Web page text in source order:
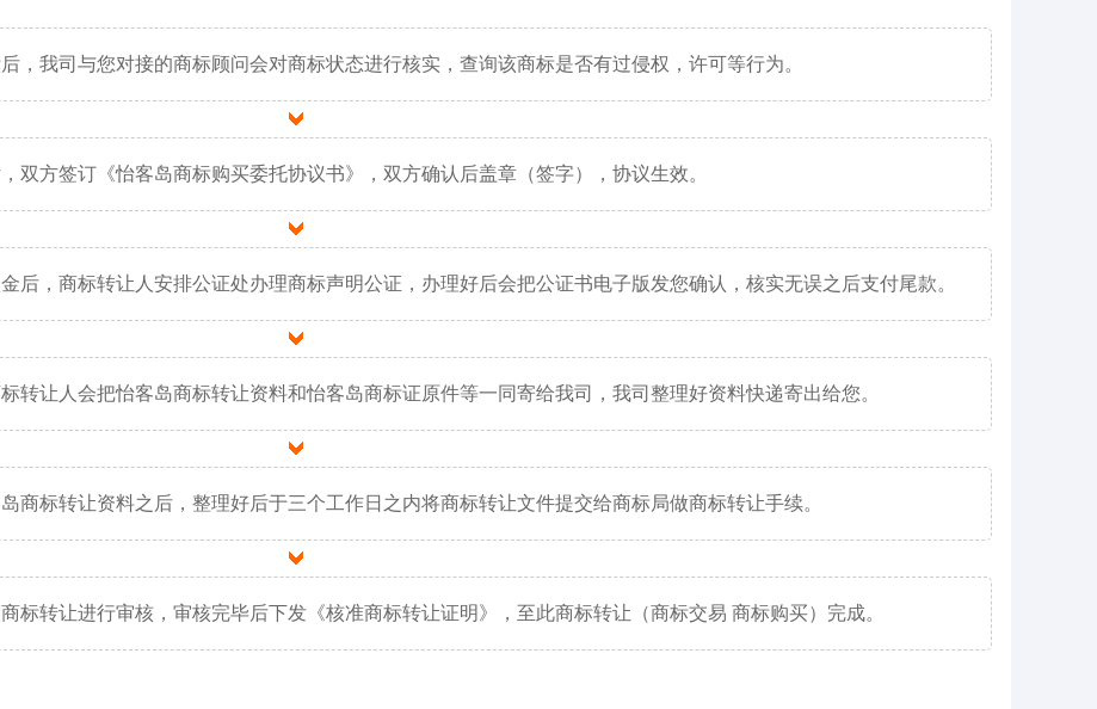
，我司与您对接的商标顾问会对商标状态进行核实，查询该商标是否有过侵权，许可等行为。
双方签订《怡客岛商标购买委托协议书》，双方确认后盖章（签字），协议生效。
后，商标转让人安排公证处办理商标声明公证，办理好后会把公证书电子版发您确认，核实无误之后支付尾款。
转让人会把怡客岛商标转让资料和怡客岛商标证原件等一同寄给我司，我司整理好资料快递寄出给您。
商标转让资料之后，整理好后于三个工作日之内将商标转让文件提交给商标局做商标转让手续。
标转让进行审核，审核完毕后下发《核准商标转让证明》，至此商标转让（商标交易 商标购买）完成。